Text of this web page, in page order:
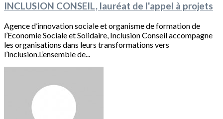
INCLUSION CONSEIL, lauréat de l'appel à projets
Agence d’innovation sociale et organisme de formation de
l’Economie Sociale et Solidaire, Inclusion Conseil accompagne
les organisations dans leurs transformations vers
l’inclusion.L’ensemble de...